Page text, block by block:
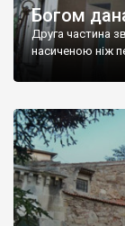
Богом
Друга частина
насиченою ніж